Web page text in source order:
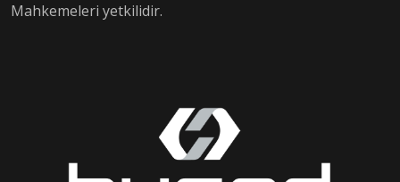
Mahkemeleri yetkilidir.